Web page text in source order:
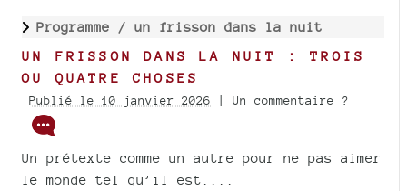
Programme / un frisson dans la nuit
UN FRISSON DANS LA NUIT : TROIS
OU QUATRE CHOSES
Publié le 10 janvier 2026 | Un commentaire ?
Un prétexte comme un autre pour ne pas aimer
le monde tel qu’il est....